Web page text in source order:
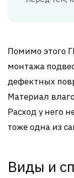
Помимо этого
монтажа
дефектных
Материал
Расход у него
тоже одна из
Виды и